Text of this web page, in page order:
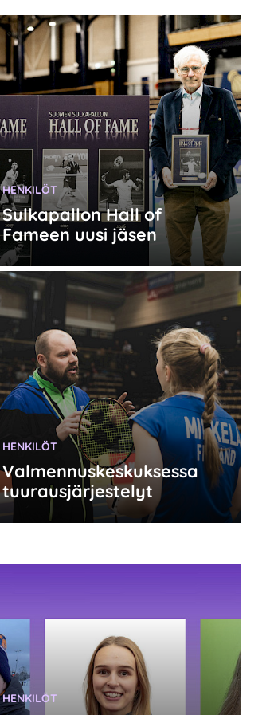
Sulkapallon Hall of
Fameen uusi jäsen
KATEGORIA:
HENKILÖT
Valmennuskeskuksessa
tuurausjärjestelyt
KATEGORIA:
HENKILÖT
KATEGORIA:
HENKILÖT